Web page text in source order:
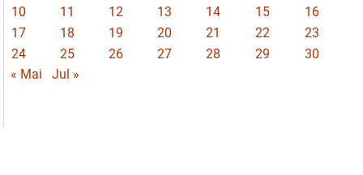
10
11 12 13 14 15
16
17
18 19 20 21 22
23
24
25 26 27 28 29
30
« Mai
Jul »